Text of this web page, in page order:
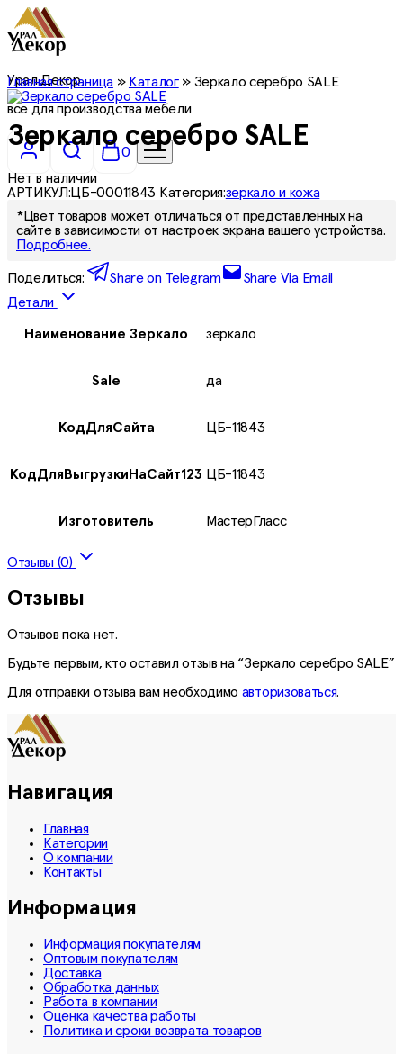
Урал Декор
все для производства мебели
0
Главная страница» Каталог» Зеркало серебро SALE
Зеркало серебро SALE
Нет в наличии
АРТИКУЛ:ЦБ-00011843 Категория:зеркало и кожа
*Цвет товаров может отличаться от представленных на
сайте в зависимости от настроек экрана вашего устройства.
Подробнее.
Поделиться: Share on Telegram
Share Via Email
Детали
Наименование Зеркало зеркало
Sale да
КодДляСайта ЦБ-11843
КодДляВыгрузкиНаСайт123 ЦБ-11843
Изготовитель МастерГласс
Отзывы (0)
Отзывы
Отзывов пока нет.
Будьте первым, кто оставил отзыв на “Зеркало серебро SALE”
Для отправки отзыва вам необходимо авторизоваться.
Навигация
Главная
Категории
О компании
Контакты
Информация
Информация покупателям
Оптовым покупателям
Доставка
Обработка данных
Работа в компании
Оценка качества работы
Политика и сроки возврата товаров